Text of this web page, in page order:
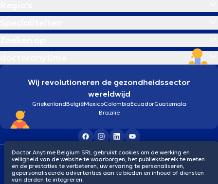
Wij revolutioneren de gezondheidssector
wereldwijd
GriekenlandBelgiëMexicoColombiaEcuadorGuatemala
Brazilië
Algemene voorwaardenCookiesPrivacybeleid
© 2026 doctoranytime
Doctor Anytime Belgium SRL gebruikt cookies om de werking en
veiligheid van de website te waarborgen, het publieksbereik te meten
en de prestaties te verbeteren, uw ervaring te personaliseren,
gepersonaliseerde advertenties aan te bieden en inhoud of diensten
van derden te integreren.